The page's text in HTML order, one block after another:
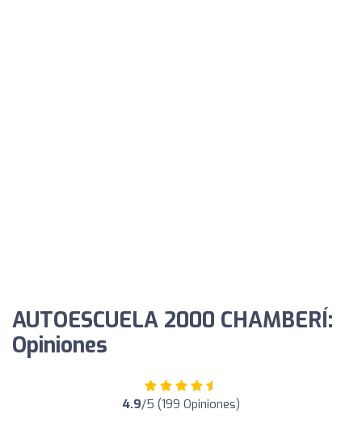
AUTOESCUELA 2000 CHAMBERÍ:
Opiniones
4.9/5 (199 Opiniones)